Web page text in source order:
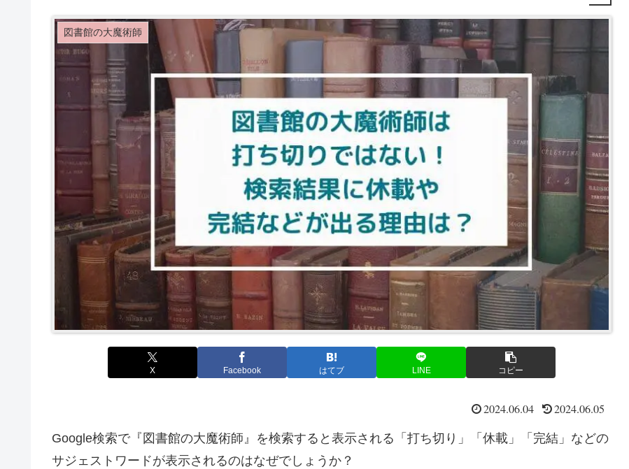
図書館の大魔術師
X Facebook はてブ LINE コピー
2024.06.04 2024.06.05
Google検索で『図書館の大魔術師』を検索すると表示される「打ち切り」「休載」「完結」などの
サジェストワードが表示されるのはなぜでしょうか？